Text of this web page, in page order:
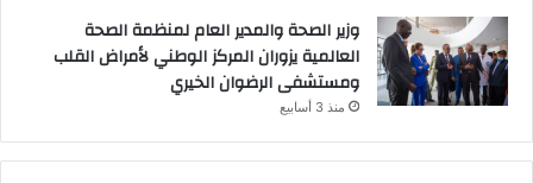
وزير الصحة والمدير العام لمنظمة الصحة
العالمية يزوران المركز الوطني لأمراض القلب
ومستشفى الرضوان الخيري
منذ 3 أسابيع